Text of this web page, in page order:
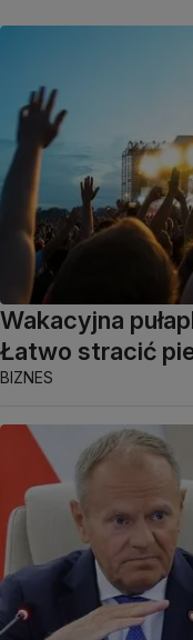
Wakacyjna
Łatwo stracić
BIZNES